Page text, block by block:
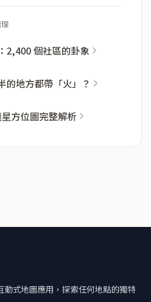
2,400 個社區的卦象
的地方都帶「火」？
方位圖完整解析
動式地圖應用，探索任何地點的獨特